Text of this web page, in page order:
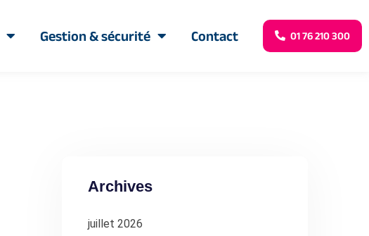
Gestion & sécurité Contact 01 76 210 300
Archives
juillet 2026